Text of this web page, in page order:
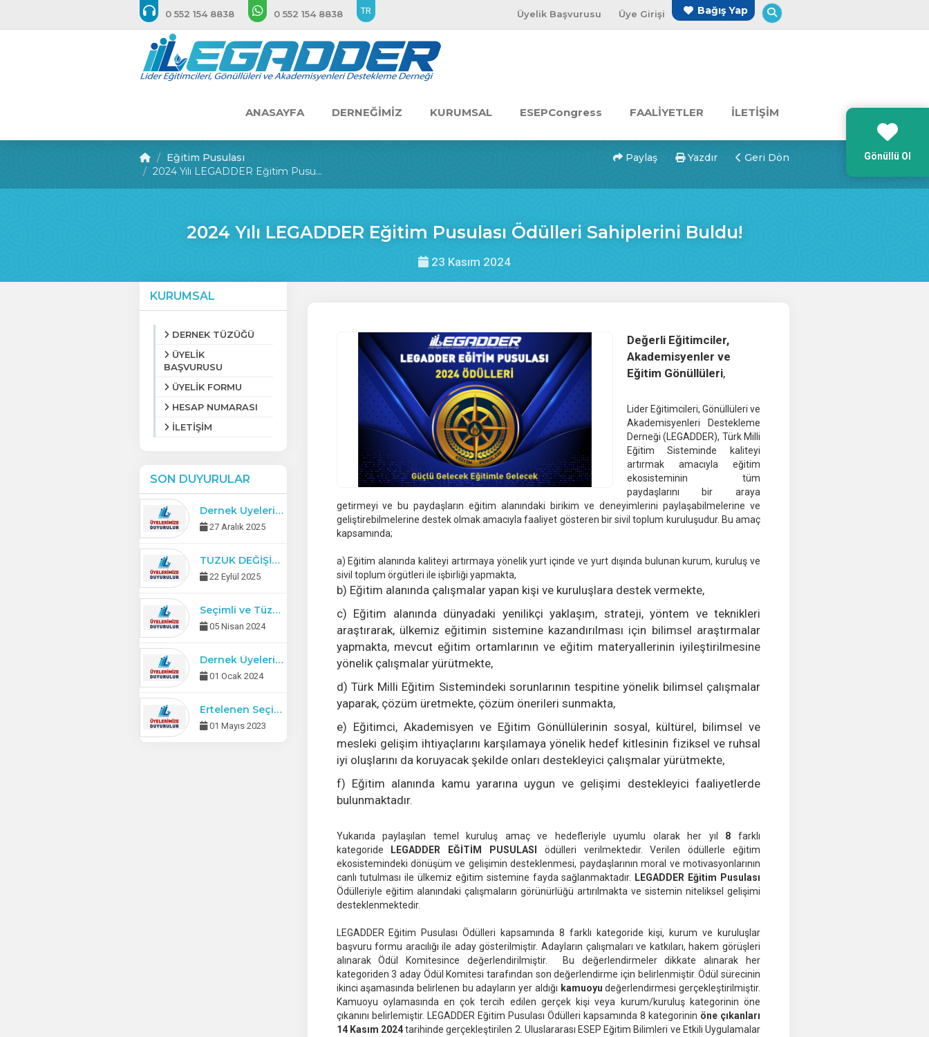
0 552 154 8838 0 552 154 8838 TR Üyelik Başvurusu Üye Girişi Bağış Yap
ANASAYFA DERNEĞİMİZ KURUMSAL ESEPCongress FAALİYETLER İLETİŞİM
Eğitim Pusulası
2024 Yılı LEGADDER Eğitim Pusu...
Paylaş Yazdır Geri Dön
2024 Yılı LEGADDER Eğitim Pusulası Ödülleri Sahiplerini Buldu!
23 Kasım 2024
KURUMSAL
DERNEK TÜZÜĞÜ
ÜYELİK
BAŞVURUSU
ÜYELİK FORMU
HESAP NUMARASI
İLETİŞİM
SON DUYURULAR
Dernek Üyelerimizin 2026 Üye Aidat Ödemeleri Başlamıştır.
27 Aralık 2025
TÜZÜK DEĞİŞİKLİĞİ İÇEREN OLAĞAN GENEL KURUL DUYURUSU
22 Eylül 2025
Seçimli ve Tüzük Değişikliği içeren Olağanüstü Genel Kurul Toplantı Duyurusu
05 Nisan 2024
Dernek Üyelerimizin 2024 Üye Aidat Ödemeleri Başlamıştır.
01 Ocak 2024
Ertelenen Seçimli ve Tüzük Değişikliği İçeren Olağanüstü Genel Kurul Toplantı Duyurusu
01 Mayıs 2023
Değerli Eğitimciler,
Akademisyenler ve
Eğitim Gönüllüleri,
Lider Eğitimcileri, Gönüllüleri ve
Akademisyenleri Destekleme
Derneği (LEGADDER), Türk Milli
Eğitim Sisteminde kaliteyi
artırmak amacıyla eğitim
ekosisteminin tüm
paydaşlarını bir araya
getirmeyi ve bu paydaşların eğitim alanındaki birikim ve deneyimlerini paylaşabilmelerine ve
geliştirebilmelerine destek olmak amacıyla faaliyet gösteren bir sivil toplum kuruluşudur. Bu amaç
kapsamında;
a) Eğitim alanında kaliteyi artırmaya yönelik yurt içinde ve yurt dışında bulunan kurum, kuruluş ve
sivil toplum örgütleri ile işbirliği yapmakta,
b) Eğitim alanında çalışmalar yapan kişi ve kuruluşlara destek vermekte,
c) Eğitim alanında dünyadaki yenilikçi yaklaşım, strateji, yöntem ve teknikleri
araştırarak, ülkemiz eğitimin sistemine kazandırılması için bilimsel araştırmalar
yapmakta, mevcut eğitim ortamlarının ve eğitim materyallerinin iyileştirilmesine
yönelik çalışmalar yürütmekte,
d) Türk Milli Eğitim Sistemindeki sorunlarının tespitine yönelik bilimsel çalışmalar
yaparak, çözüm üretmekte, çözüm önerileri sunmakta,
e) Eğitimci, Akademisyen ve Eğitim Gönüllülerinin sosyal, kültürel, bilimsel ve
mesleki gelişim ihtiyaçlarını karşılamaya yönelik hedef kitlesinin fiziksel ve ruhsal
iyi oluşlarını da koruyacak şekilde onları destekleyici çalışmalar yürütmekte,
f) Eğitim alanında kamu yararına uygun ve gelişimi destekleyici faaliyetlerde
bulunmaktadır.
Yukarıda paylaşılan temel kuruluş amaç ve hedefleriyle uyumlu olarak her yıl 8 farklı
kategoride
LEGADDER EĞİTİM PUSULASI
ödülleri verilmektedir. Verilen ödüllerle eğitim
ekosistemindeki dönüşüm ve gelişimin desteklenmesi, paydaşlarının moral ve motivasyonlarının
canlı tutulması ile ülkemiz eğitim sistemine fayda sağlanmaktadır.
LEGADDER Eğitim Pusulası
Ödülleriyle eğitim alanındaki çalışmaların görünürlüğü artırılmakta ve sistemin niteliksel gelişimi
desteklenmektedir.
LEGADDER Eğitim Pusulası Ödülleri kapsamında 8 farklı kategoride kişi, kurum ve kuruluşlar
başvuru formu aracılığı ile aday gösterilmiştir. Adayların çalışmaları ve katkıları, hakem görüşleri
alınarak Ödül Komitesince değerlendirilmiştir. Bu değerlendirmeler dikkate alınarak her
kategoriden 3 aday Ödül Komitesi tarafından son değerlendirme için belirlenmiştir. Ödül sürecinin
ikinci aşamasında belirlenen bu adayların yer aldığı kamuoyudeğerlendirmesi gerçekleştirilmiştir.
Kamuoyu oylamasında en çok tercih edilen gerçek kişi veya kurum/kuruluş kategorinin öne
çıkanını belirlemiştir. LEGADDER Eğitim Pusulası Ödülleri kapsamında 8 kategorinin öne çıkanları
14 Kasım 2024tarihinde gerçekleştirilen 2. Uluslararası ESEP Eğitim Bilimleri ve Etkili Uygulamalar
Gönüllü Ol